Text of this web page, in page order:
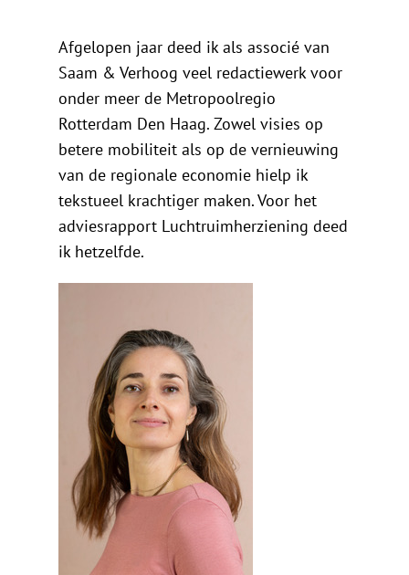
Academie
De Politieke Coach
Raadgevers
Actueel
Afgelopen jaar deed ik als associé van
Saam & Verhoog veel redactiewerk voor
onder meer de Metropoolregio
Rotterdam Den Haag. Zowel visies op
betere mobiliteit als op de vernieuwing
van de regionale economie hielp ik
tekstueel krachtiger maken. Voor het
adviesrapport Luchtruimherziening deed
ik hetzelfde.